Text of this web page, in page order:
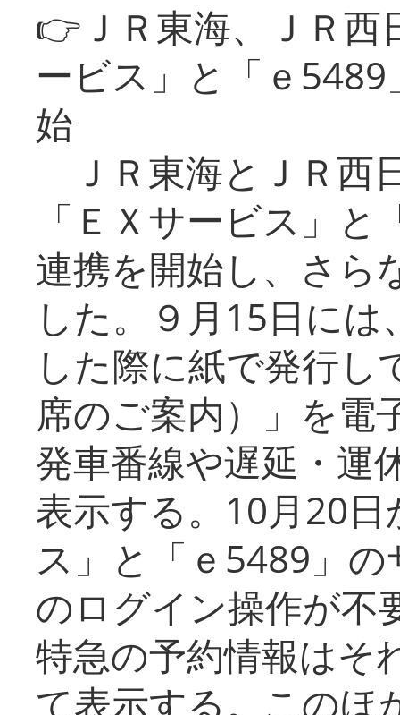
👉ＪＲ東海、ＪＲ
ービス」と「ｅ
始
ＪＲ東海とＪＲ西
「ＥＸサービス」
連携を開始し、さら
した。９月15日に
した際に紙で発行し
席のご案内）」を電
発車番線や遅延・運
表示する。10月20
ス」と「ｅ5489」
のログイン操作が不
特急の予約情報はそ
て表示する。このほ